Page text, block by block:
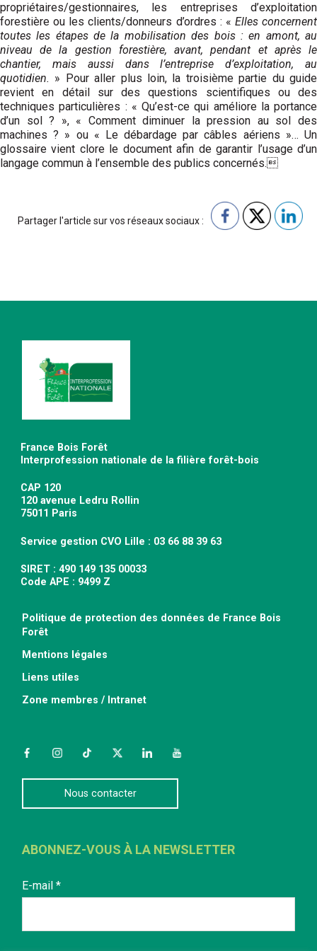
propriétaires/gestionnaires, les entreprises d’exploi­tation
forestière ou les clients/donneurs d’ordres : « Elles concernent
toutes les étapes de la mobilisation des bois : en amont, au
niveau de la gestion forestière, avant, pendant et après le
chantier, mais aussi dans l’entreprise d’exploitation, au
quotidien. » Pour aller plus loin, la troisième partie du guide
revient en détail sur des questions scientifiques ou des
techniques particulières : « Qu’est-ce qui améliore la portance
d’un sol ? », « Comment diminuer la pression au sol des
machines ? » ou « Le débardage par câbles aériens »… Un
glossaire vient clore le document afin de garantir l’usage d’un
langage commun à l’ensemble des publics concernés.
Partager l'article sur vos réseaux sociaux :
France Bois Forêt
Interprofession nationale de la filière forêt-bois
CAP 120
120 avenue Ledru Rollin
75011 Paris
Service gestion CVO Lille : 03 66 88 39 63
SIRET : 490 149 135 00033
Code APE : 9499 Z
Politique de protection des données de France Bois
Forêt
Mentions légales
Liens utiles
Zone membres / Intranet
FacebookInstagramTikTokTwitterLinkedInYouTube
Nous contacter
ABONNEZ-VOUS À LA NEWSLETTER
E-mail *